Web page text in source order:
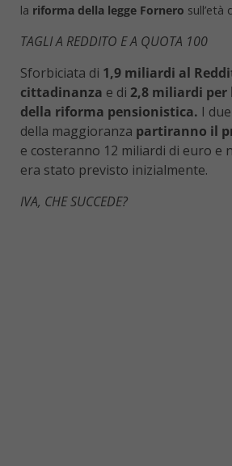
la riforma della legge Fornero sull’età
TAGLI A REDDITO E A QUOTA 100
Sforbiciata di 1,9 miliardi al
cittadinanza e di 2,8 miliardi per
della riforma pensionistica. I
della maggioranza partiranno il
e costeranno 12 miliardi di euro e
era stato previsto inizialmente.
IVA, CHE SUCCEDE?